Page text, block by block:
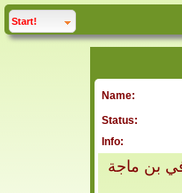
Start! click to
Name:
Status:
Info:
بن ماجة